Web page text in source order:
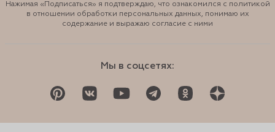
Нажимая «Подписаться» я подтверждаю, что ознакомился с политикой
в отношении обработки персональных данных, понимаю их
содержание и выражаю согласие с ними
Мы в соцсетях: